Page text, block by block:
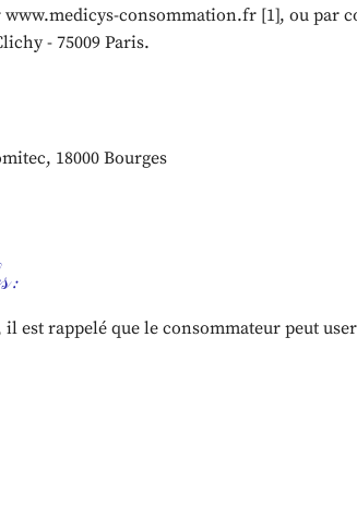
consommation.fr [1], ou
- 75009 Paris.
18000 Bourges
est rappelé que le consommateur peut